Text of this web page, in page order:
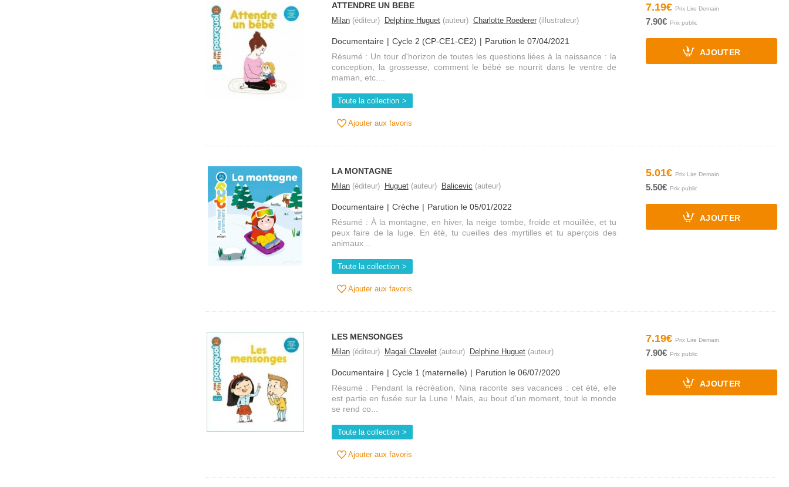
ATTENDRE UN BEBE
Milan(éditeur) Delphine Huguet(auteur) Charlotte Roederer(illustrateur)
Documentaire Cycle 2 (CP-CE1-CE2)
Parution le 07/04/2021
Résumé : Un tour d'horizon de toutes les questions liées à la naissance : la
conception, la grossesse, comment le bébé se nourrit dans le ventre de
maman, etc....
Toute la collection
Ajouter aux favoris
7.19€
7.90€
AJOUTER
LA MONTAGNE
Milan(éditeur) Huguet(auteur) Balicevic (auteur)
Documentaire Crèche
Parution le 05/01/2022
Résumé : À la montagne, en hiver, la neige tombe, froide et mouillée, et tu
peux faire de la luge. En été, tu cueilles des myrtilles et tu aperçois des
animaux...
Toute la collection
Ajouter aux favoris
5.01€
5.50€
AJOUTER
LES MENSONGES
Milan(éditeur) Magali Clavelet(auteur) Delphine Huguet(auteur)
Documentaire Cycle 1 (maternelle)
Parution le 06/07/2020
Résumé : Pendant la récréation, Nina raconte ses vacances : cet été, elle
est partie en fusée sur la Lune ! Mais, au bout d'un moment, tout le monde
se rend co...
Toute la collection
Ajouter aux favoris
7.19€
7.90€
AJOUTER